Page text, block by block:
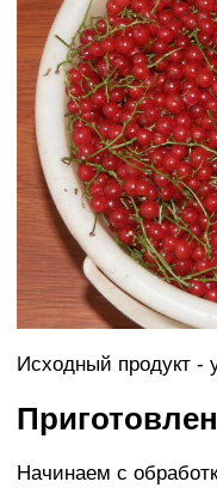
Исходный продукт -
Начинаем с